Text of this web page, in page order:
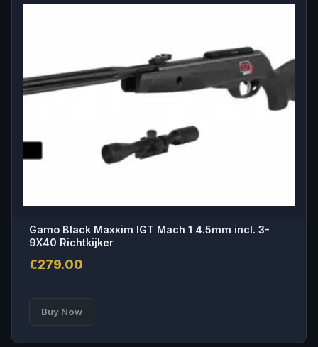
Gamo Black Maxxim IGT Mach 1 4.5mm incl. 3-
9X40 Richtkijker
€279.00
Buy Now